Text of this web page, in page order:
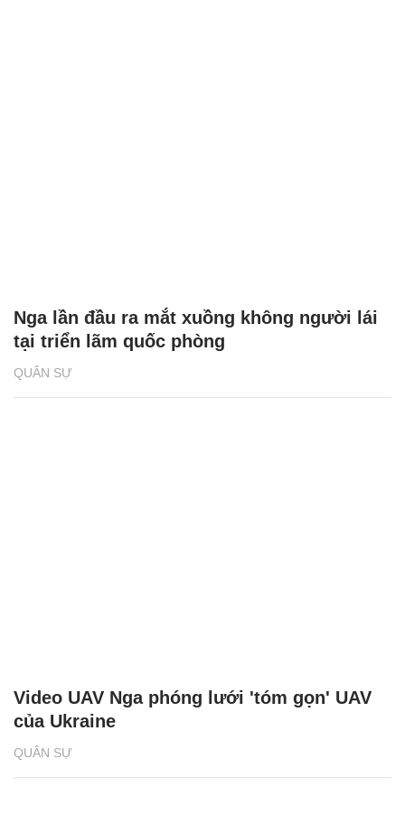
QUÂN SỰ
Nga lần đầu ra mắt xuồng không người lái
tại triển lãm quốc phòng
QUÂN SỰ
Video UAV Nga phóng lưới 'tóm gọn' UAV
của Ukraine